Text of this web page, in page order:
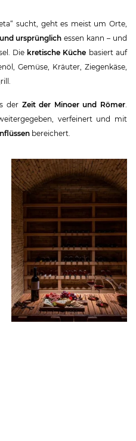
sucht, geht es meist um Orte,
ursprünglich essen kann – und
Die kretische Küche basiert auf
Gemüse, Kräuter, Ziegenkäse,
der Zeit der Minoer und Römer.
verfeinert und mit
bereichert.